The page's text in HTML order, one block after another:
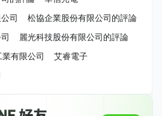
司
松協企業股份有限公司的評論
麗光科技股份有限公司的評論
有限公司
艾睿電子